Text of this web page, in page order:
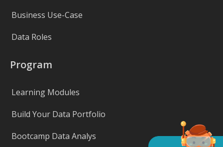
Business Use-Case
Data Roles
Program
Learning Modules
Build Your Data Portfolio
Bootcamp Data Analys